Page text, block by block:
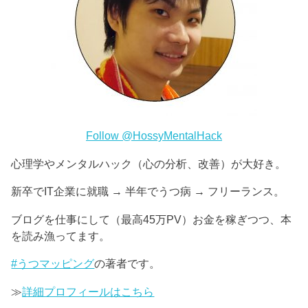
Follow @HossyMentalHack
心理学やメンタルハック（心の分析、改善）が大好き。
新卒でIT企業に就職 → 半年でうつ病 → フリーランス。
ブログを仕事にして（最高45万PV）お金を稼ぎつつ、本
を読み漁ってます。
#うつマッピングの著者です。
≫詳細プロフィールはこちら